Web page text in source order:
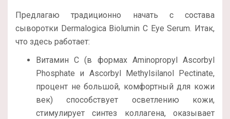
Предлагаю традиционно начать с состава
сыворотки Dermalogica Biolumin C Eye Serum. Итак,
что здесь работает:
Витамин С (в формах Aminopropyl Ascorbyl
Phosphate и Ascorbyl Methylsilanol Pectinate,
процент не большой, комфортный для кожи
век) способствует осветлению кожи,
стимулирует синтез коллагена, оказывает